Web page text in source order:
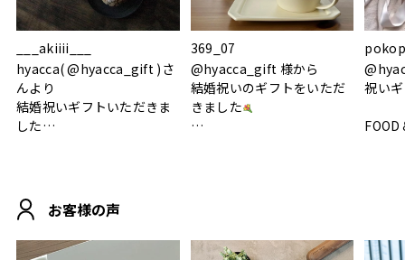
___akiiii___
hyacca( @hyacca_gift )さ
んより
結婚祝いギフトいただきま
した
おうちカフェもお洒落にな
って嬉しい𖠚 ⡱
369_07
@hyacca_gift 様から
結婚祝いのギフトをいただ
きました
素敵なギフトを
祝い
FOOD
真っ
お客様の声